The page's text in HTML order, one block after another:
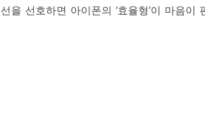
을 선호하면 아이폰의 ‘효율형’이 마음이